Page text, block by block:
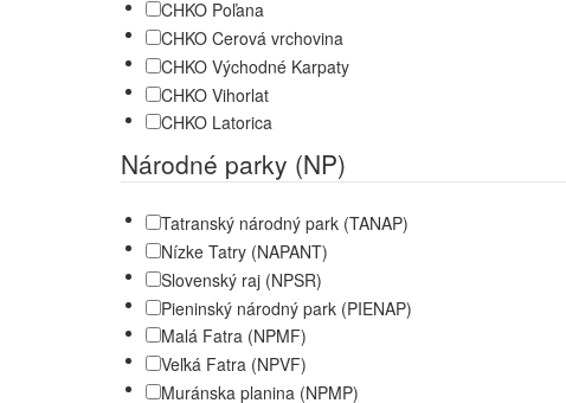
CHKO Poľana
CHKO Cerová vrchovina
CHKO Východné Karpaty
CHKO Vihorlat
CHKO Latorica
Národné parky (NP)
Tatranský národný park (TANAP)
Nízke Tatry (NAPANT)
Slovenský raj (NPSR)
Pieninský národný park (PIENAP)
Malá Fatra (NPMF)
Veľká Fatra (NPVF)
Muránska planina (NPMP)